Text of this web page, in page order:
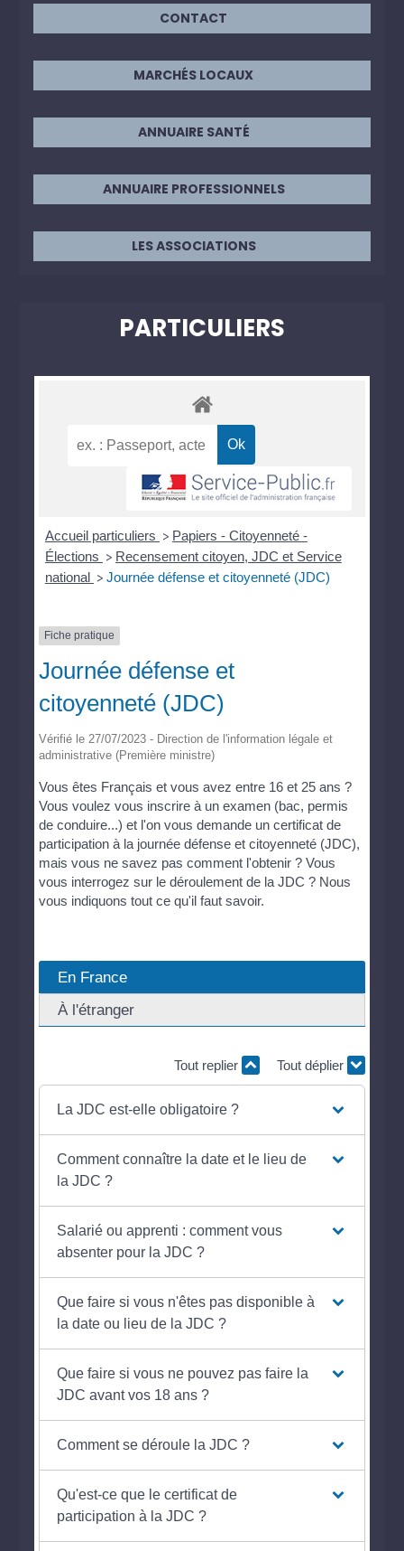
CONTACT
MARCHÉS LOCAUX
ANNUAIRE SANTÉ
ANNUAIRE PROFESSIONNELS
LES ASSOCIATIONS
PARTICULIERS
Accueil particuliers > Papiers - Citoyenneté -
Élections > Recensement citoyen, JDC et Service
national > Journée défense et citoyenneté (JDC)
Fiche pratique
Journée défense et
citoyenneté (JDC)
Vérifié le 27/07/2023 - Direction de l'information légale et
administrative (Première ministre)
Vous êtes Français et vous avez entre 16 et 25 ans ?
Vous voulez vous inscrire à un examen (bac, permis
de conduire...) et l'on vous demande un certificat de
participation à la journée défense et citoyenneté (JDC),
mais vous ne savez pas comment l'obtenir ? Vous
vous interrogez sur le déroulement de la JDC ? Nous
vous indiquons tout ce qu'il faut savoir.
En France
À l'étranger
Tout replier Tout déplier
La JDC est-elle obligatoire ?
Comment connaître la date et le lieu de
la JDC ?
Salarié ou apprenti : comment vous
absenter pour la JDC ?
Que faire si vous n'êtes pas disponible à
la date ou lieu de la JDC ?
Que faire si vous ne pouvez pas faire la
JDC avant vos 18 ans ?
Comment se déroule la JDC ?
Qu'est-ce que le certificat de
participation à la JDC ?